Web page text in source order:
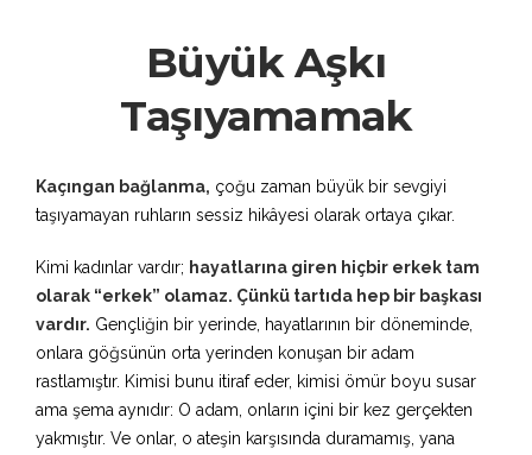
Büyük Aşkı
Taşıyamamak
Kaçıngan bağlanma, çoğu zaman büyük bir sevgiyi
taşıyamayan ruhların sessiz hikâyesi olarak ortaya çıkar.
Kimi kadınlar vardır; hayatlarına giren hiçbir erkek tam
olarak “erkek” olamaz. Çünkü tartıda hep bir başkası
vardır. Gençliğin bir yerinde, hayatlarının bir döneminde,
onlara göğsünün orta yerinden konuşan bir adam
rastlamıştır. Kimisi bunu itiraf eder, kimisi ömür boyu susar
ama şema aynıdır: O adam, onların içini bir kez gerçekten
yakmıştır. Ve onlar, o ateşin karşısında duramamış, yana